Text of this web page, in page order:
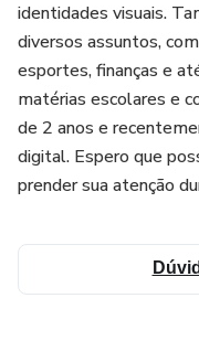
identidades visuais.
diversos assuntos,
esportes, finanças e
matérias escolares e
de 2 anos e
digital. Espero que
prender sua atenção